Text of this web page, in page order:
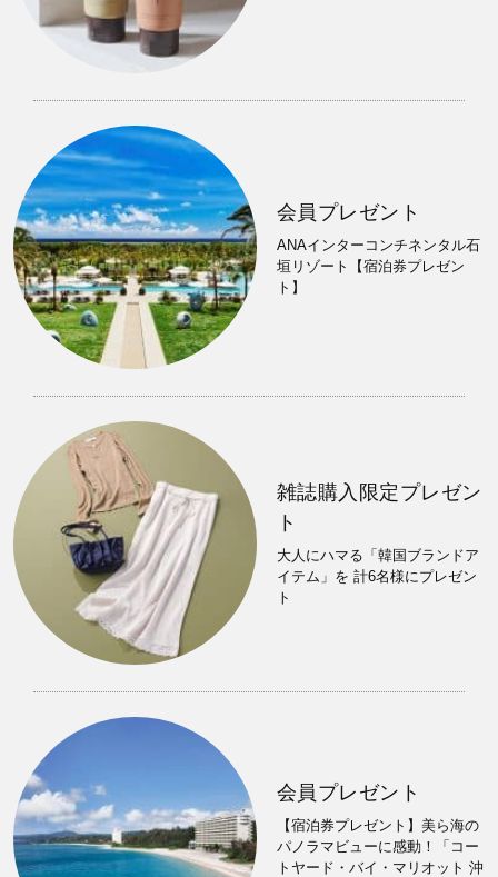
会員プレゼント
ANAインターコンチネンタル石
垣リゾート【宿泊券プレゼン
ト】
雑誌購入限定プレゼン
ト
大人にハマる「韓国ブランドア
イテム」を 計6名様にプレゼン
ト
会員プレゼント
【宿泊券プレゼント】美ら海の
パノラマビューに感動！「コー
トヤード・バイ・マリオット 沖